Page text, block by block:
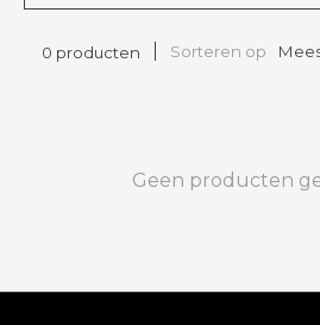
0 producten Sorteren op
Geen producten